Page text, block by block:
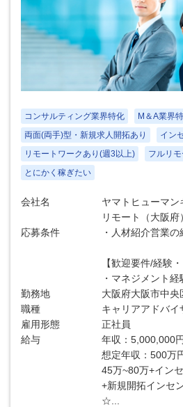
コンサルティング業界特化
M＆A業界
両面(両手)型・新規求人開拓あり
イン
リモートワークあり(週3以上)
フルリモ
とにかく稼ぎたい
会社名
ヤマトヒューマ
リモート（大阪府
応募条件
・人材紹介営業の
【歓迎要件/経験
・マネジメント経
勤務地
大阪府大阪市中央
職種
キャリアアドバイ
雇用形態
正社員
給与
年収：5,000,000
想定年収：500万
45万~80万+イン
+新規開拓インセ
☆...